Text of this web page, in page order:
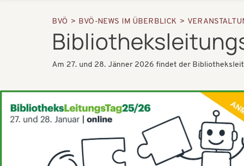
Pfadnavigation
BVÖ BVÖ-NEWS IM ÜBERBLICK
Am 27. und 28. Jänner 2026 findet der